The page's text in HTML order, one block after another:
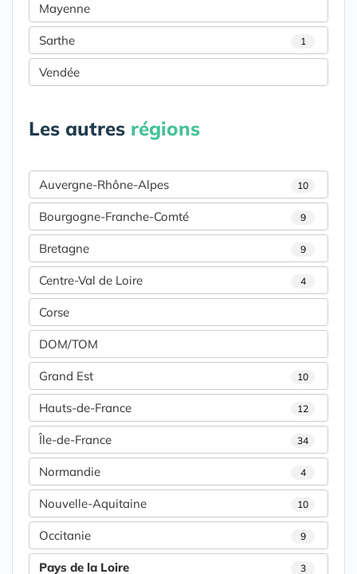
Mayenne
Sarthe 1
Vendée
Les autres régions
Auvergne-Rhône-Alpes 10
Bourgogne-Franche-Comté 9
Bretagne 9
Centre-Val de Loire 4
Corse
DOM/TOM
Grand Est 10
Hauts-de-France 12
Île-de-France 34
Normandie 4
Nouvelle-Aquitaine 10
Occitanie 9
Pays de la Loire 3